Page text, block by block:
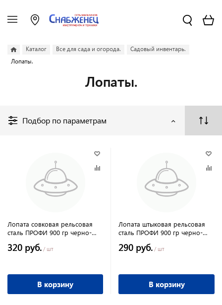
Каталог Все для сада и огорода.
Садовый инвентарь.
Лопаты.
Лопаты.
Подбор по параметрам
Лопата совковая рельсовая
сталь ПРОФИ 900 гр черно-
шт)
320 руб. / шт
В корзину
Лопата штыковая рельсовая
сталь ПРОФИ 900 гр черно-
(12шт)
290 руб. / шт
В корзину